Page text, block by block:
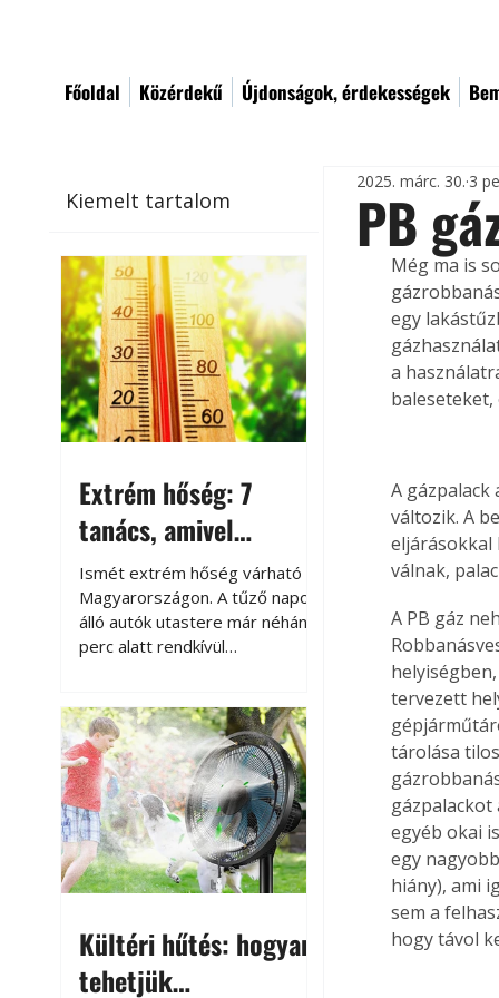
Főoldal Közérdekű Újdonságok, érdekességek
Kiemelt tartalom
Extrém hőség: 7
tanács, amivel
megóvhatjuk
autónkat a nyári
károktól
Ismét extrém hőség várható
Magyarországon. A tűző napon
álló autók utastere már néhány
perc alatt rendkívül
megközelítheti. Ez nemcsak a
beszállást teszi kellemetlenné,
hanem az autó állapotára és a
benne hagyott tárgyakra is
káros hatással lehet. Néhány
egyszerű óvintézkedéssel
azonban jelentősen
csökkenthetjük a hőség káros
Kültéri hűtés: hogyan
tehetjük
PB
2025. márc. 30. 3
Még ma is
egy
a
A
változik. A
eljárásokkal
válnak,
A PB gáz
tervezett
tárolása
gázpalackot
egyéb okai
egy
hiány), ami
sem a
hogy távol